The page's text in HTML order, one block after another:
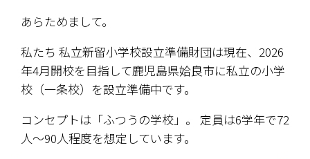
あらためまして。
私たち 私立新留小学校設立準備財団は現在、2026
年4月開校を目指して鹿児島県姶良市に私立の小学
校（一条校）を設立準備中です。
コンセプトは「ふつうの学校」。 定員は6学年で72
人～90人程度を想定しています。